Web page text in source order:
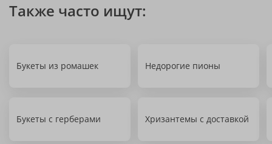
Также часто ищут:
Букеты из ромашек Недорогие пионы
Букеты с герберами Хризантемы с доставкой